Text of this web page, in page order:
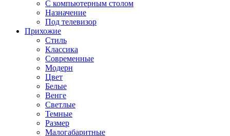
С компьютерным столом
Назначение
Под телевизор
Прихожие
Стиль
Классика
Современные
Модерн
Цвет
Белые
Венге
Светлые
Темные
Размер
Малогабаритные